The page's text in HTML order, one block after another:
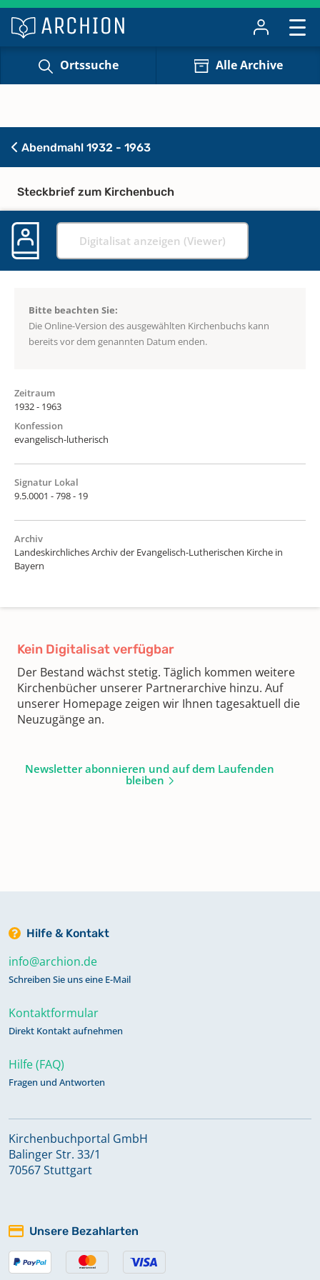
Ortssuche Alle Archive
Abendmahl 1932 - 1963
Steckbrief zum Kirchenbuch
Digitalisat anzeigen (Viewer)
Bitte beachten Sie:
Die Online-Version des ausgewählten Kirchenbuchs kann
bereits vor dem genannten Datum enden.
Zeitraum
1932 - 1963
Konfession
evangelisch-lutherisch
Signatur Lokal
9.5.0001 - 798 - 19
Archiv
Landeskirchliches Archiv der Evangelisch-Lutherischen Kirche in
Bayern
Kein Digitalisat verfügbar
Der Bestand wächst stetig. Täglich kommen weitere
Kirchenbücher unserer Partnerarchive hinzu. Auf
unserer Homepage zeigen wir Ihnen tagesaktuell die
Neuzugänge an.
Newsletter abonnieren und auf dem Laufenden
bleiben
Hilfe & Kontakt
info@archion.de
Schreiben Sie uns eine E-Mail
Kontaktformular
Direkt Kontakt aufnehmen
Hilfe (FAQ)
Fragen und Antworten
Kirchenbuchportal GmbH
Balinger Str. 33/1
70567 Stuttgart
Unsere Bezahlarten